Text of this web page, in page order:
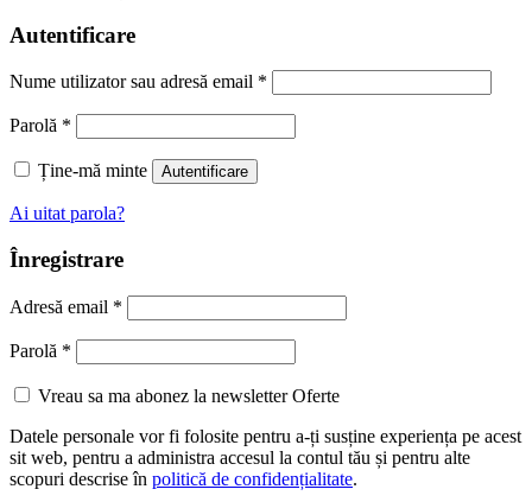
Autentificare
Nume utilizator sau adresă email *
Parolă *
Ține-mă minte Autentificare
Ai uitat parola?
Înregistrare
Adresă email *
Parolă *
Vreau sa ma abonez la newsletter Oferte
Datele personale vor fi folosite pentru a-ți susține experiența pe acest
sit web, pentru a administra accesul la contul tău și pentru alte
scopuri descrise în politică de confidențialitate.